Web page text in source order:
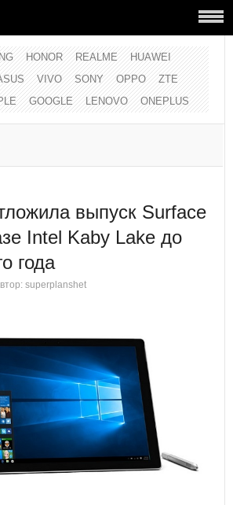
HONOR REALME
HUAWEI
VIVO SONY OPPO
ZTE
GOOGLE LENOVO ONEPLUS
выпуск Surface
Intel Kaby Lake до
года
superplanshet